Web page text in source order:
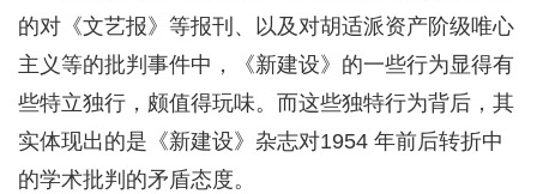
的对《文艺报》等报刊、以及对胡适派资产阶级唯心
主义等的批判事件中，《新建设》的一些行为显得有
些特立独行，颇值得玩味。而这些独特行为背后，其
实体现出的是《新建设》杂志对1954 年前后转折中
的学术批判的矛盾态度。